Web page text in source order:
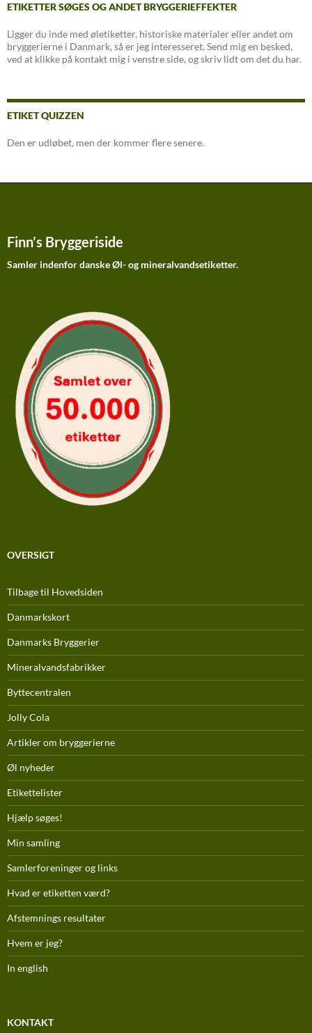
ETIKETTER SØGES OG ANDET BRYGGERIEFFEKTER
Ligger du inde med øletiketter, historiske materialer eller andet om
bryggerierne i Danmark, så er jeg interesseret. Send mig en besked,
ved at klikke på kontakt mig i venstre side, og skriv lidt om det du har.
ETIKET QUIZZEN
Den er udløbet, men der kommer flere senere.
Finn’s Bryggeriside
Samler indenfor danske Øl- og mineralvandsetiketter.
OVERSIGT
Tilbage til Hovedsiden
Danmarkskort
Danmarks Bryggerier
Mineralvandsfabrikker
Byttecentralen
Jolly Cola
Artikler om bryggerierne
Øl nyheder
Etikettelister
Hjælp søges!
Min samling
Samlerforeninger og links
Hvad er etiketten værd?
Afstemnings resultater
Hvem er jeg?
In english
KONTAKT